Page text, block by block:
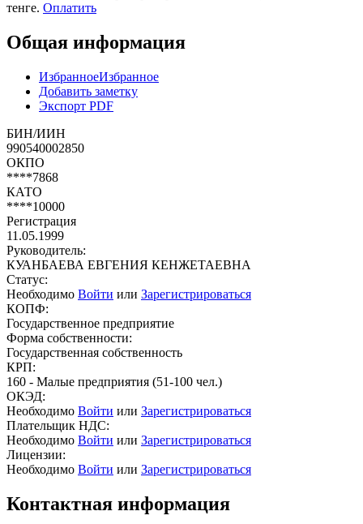
тенге. Оплатить
Общая информация
ИзбранноеИзбранное
Добавить заметку
Экспорт PDF
БИН/ИИН
990540002850
ОКПО
****7868
КАТО
****10000
Регистрация
11.05.1999
Руководитель:
КУАНБАЕВА ЕВГЕНИЯ КЕНЖЕТАЕВНА
Статус:
Необходимо Войти или Зарегистрироваться
КОПФ:
Государственное предприятие
Форма собственности:
Государственная собственность
КРП:
160 - Малые предприятия (51-100 чел.)
ОКЭД:
Необходимо Войти или Зарегистрироваться
Плательщик НДС:
Необходимо Войти или Зарегистрироваться
Лицензии:
Необходимо Войти или Зарегистрироваться
Контактная информация